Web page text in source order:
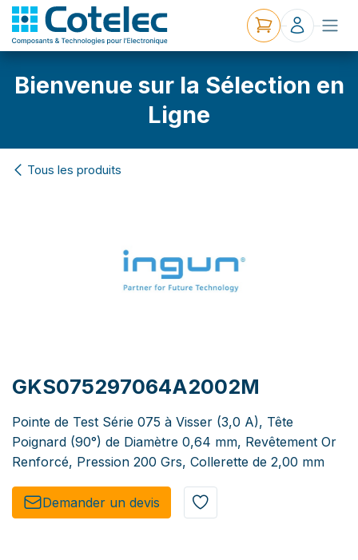
Bienvenue sur la Sélection en
Ligne
Tous les produits
GKS075297064A2002M
Pointe de Test Série 075 à Visser (3,0 A), Tête
Poignard (90°) de Diamètre 0,64 mm, Revêtement Or
Renforcé, Pression 200 Grs, Collerette de 2,00 mm
Demander un de​​vis​​